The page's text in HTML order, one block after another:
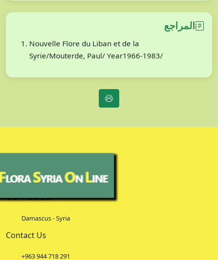
المراجع
Nouvelle Flore du Liban et de la
Syrie/Mouterde, Paul/ Year1966-1983/
Our Address
Damascus - Syria
Contact Us
+963 944 718 291